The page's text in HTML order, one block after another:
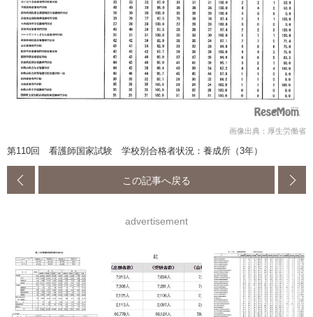
画像出典：厚生労働省
第110回 看護師国家試験 学校別合格者状況：養成所（3年）
この記事へ戻る
advertisement